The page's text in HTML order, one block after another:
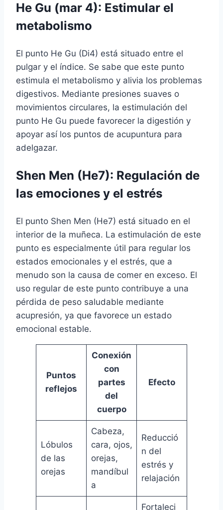
He Gu (mar 4): Estimular el
metabolismo
El punto He Gu (Di4) está situado entre el
pulgar y el índice. Se sabe que este punto
estimula el metabolismo y alivia los problemas
digestivos. Mediante presiones suaves o
movimientos circulares, la estimulación del
punto He Gu puede favorecer la digestión y
apoyar así los puntos de acupuntura para
adelgazar.
Shen Men (He7): Regulación de
las emociones y el estrés
El punto Shen Men (He7) está situado en el
interior de la muñeca. La estimulación de este
punto es especialmente útil para regular los
estados emocionales y el estrés, que a
menudo son la causa de comer en exceso. El
uso regular de este punto contribuye a una
pérdida de peso saludable mediante
acupresión, ya que favorece un estado
emocional estable.
Puntos
reflejos
Conexión
con
partes
del
cuerpo
Efecto
Lóbulos
de las
orejas
Cabeza,
cara, ojos,
orejas,
mandíbul
a
Reducció
n del
estrés y
relajación
Fortaleci